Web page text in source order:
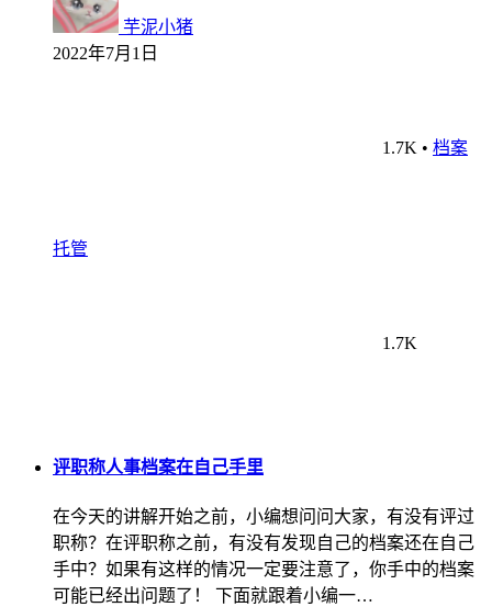
芋泥小猪
2022年7月1日
1.7K • 档案
托管
1.7K
评职称人事档案在自己手里
在今天的讲解开始之前，小编想问问大家，有没有评过
职称？在评职称之前，有没有发现自己的档案还在自己
手中？如果有这样的情况一定要注意了，你手中的档案
可能已经出问题了！ 下面就跟着小编一…